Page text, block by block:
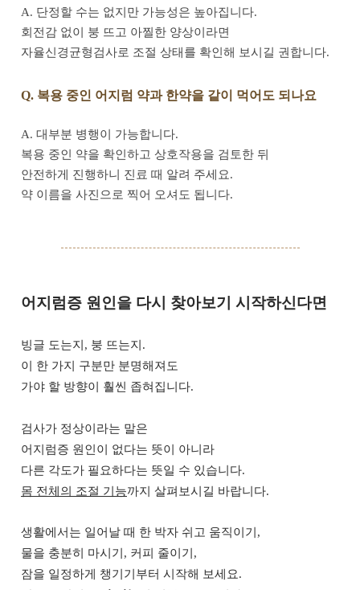
A. 단정할 수는 없지만 가능성은 높아집니다.
회전감 없이 붕 뜨고 아찔한 양상이라면
자율신경균형검사로 조절 상태를 확인해 보시길 권합니다.
Q. 복용 중인 어지럼 약과 한약을 같이 먹어도 되나요
A. 대부분 병행이 가능합니다.
복용 중인 약을 확인하고 상호작용을 검토한 뒤
안전하게 진행하니 진료 때 알려 주세요.
약 이름을 사진으로 찍어 오셔도 됩니다.
어지럼증 원인을 다시 찾아보기 시작하신다면
빙글 도는지, 붕 뜨는지.
이 한 가지 구분만 분명해져도
가야 할 방향이 훨씬 좁혀집니다.
검사가 정상이라는 말은
어지럼증 원인이 없다는 뜻이 아니라
다른 각도가 필요하다는 뜻일 수 있습니다.
몸 전체의 조절 기능까지 살펴보시길 바랍니다.
생활에서는 일어날 때 한 박자 쉬고 움직이기,
물을 충분히 마시기, 커피 줄이기,
잠을 일정하게 챙기기부터 시작해 보세요.